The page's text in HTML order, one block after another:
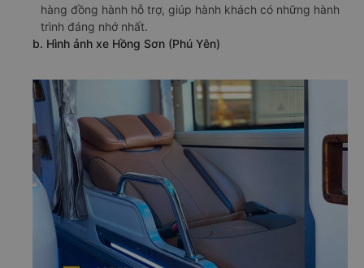
hàng đồng hành hỗ trợ, giúp hành khách có những hành
trình đáng nhớ nhất.
b. Hình ảnh xe Hồng Sơn (Phú Yên)